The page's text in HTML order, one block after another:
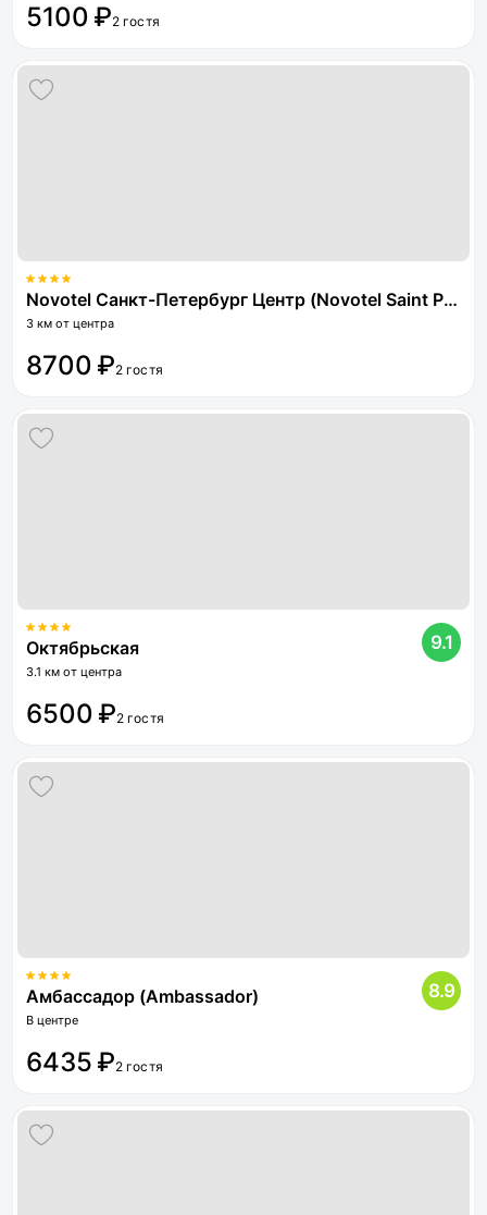
5100 ₽2 гостя
Novotel Санкт-Петербург Центр (Novotel Saint Petersburg Center)
3 км от центра
8700 ₽2 гостя
Октябрьская
3.1 км от центра
9.1
6500 ₽2 гостя
Амбассадор (Ambassador)
В центре
8.9
6435 ₽2 гостя